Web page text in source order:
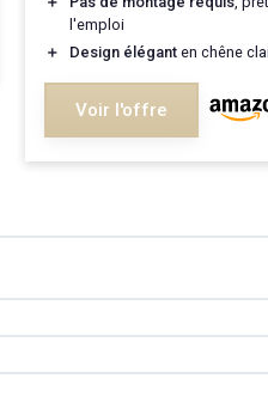
l'emploi
＋
Design élégant en chêne
Voir l'offre